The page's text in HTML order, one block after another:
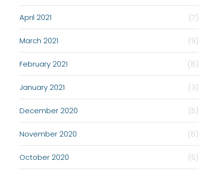
April 2021 (7)
March 2021 (9)
February 2021 (8)
January 2021 (3)
December 2020 (5)
November 2020 (8)
October 2020 (6)